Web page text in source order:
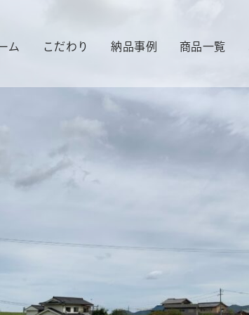
ム こだわり 納品事例 商品一覧